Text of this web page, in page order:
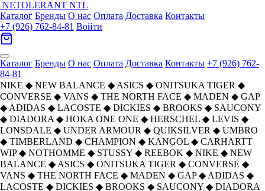
NETOLERANT NTL
Каталог Бренды О нас Оплата Доставка Контакты
+7 (926) 762-84-81 Войти
Каталог Бренды О нас Оплата Доставка Контакты +7 (926) 762-
84-81
NIKE ◆ NEW BALANCE ◆ ASICS ◆ ONITSUKA TIGER ◆
CONVERSE ◆ VANS ◆ THE NORTH FACE ◆ MADEN ◆ GAP
◆ ADIDAS ◆ LACOSTE ◆ DICKIES ◆ BROOKS ◆ SAUCONY
◆ DIADORA ◆ HOKA ONE ONE ◆ HERSCHEL ◆ LEVIS ◆
LONSDALE ◆ UNDER ARMOUR ◆ QUIKSILVER ◆ UMBRO
◆ TIMBERLAND ◆ CHAMPION ◆ KANGOL ◆ CARHARTT
WIP ◆ NOTHOMME ◆ STUSSY ◆ REEBOK ◆ NIKE ◆ NEW
BALANCE ◆ ASICS ◆ ONITSUKA TIGER ◆ CONVERSE ◆
VANS ◆ THE NORTH FACE ◆ MADEN ◆ GAP ◆ ADIDAS ◆
LACOSTE ◆ DICKIES ◆ BROOKS ◆ SAUCONY ◆ DIADORA